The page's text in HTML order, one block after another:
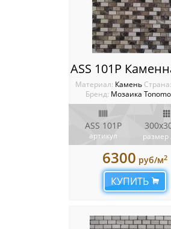
Материал: Камень Cтрана:
Бренд: Мозаика
ASS 101P
артикул
размер
6300 руб/м2
КУПИТЬ